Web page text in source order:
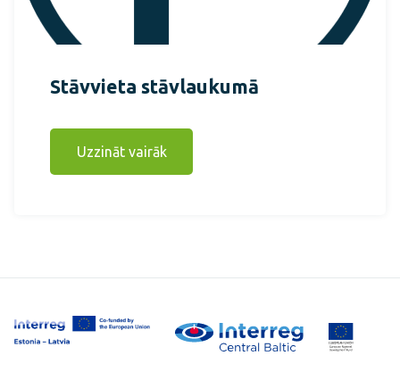
Stāvvieta stāvlaukumā
Uzzināt vairāk